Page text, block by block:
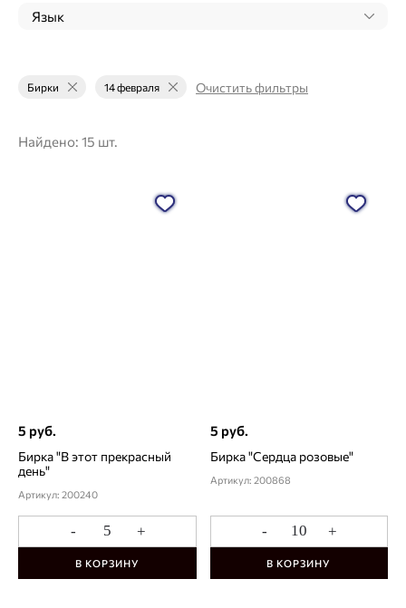
Язык
Бирки 14 февраля Очистить фильтры
Найдено: 15 шт.
5 руб.
Бирка "В этот прекрасный
день"
Артикул: 200240
- +
В КОРЗИНУ
5 руб.
Бирка "Сердца розовые"
Артикул: 200868
- +
В КОРЗИНУ